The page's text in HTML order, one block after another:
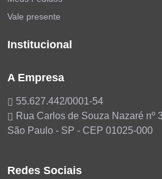
Vale presente
Institucional
A Empresa
55.627.442/0001-54
Rua Carlos de Souza Nazaré nº
São Paulo - SP - CEP 01025-000
Redes Sociais